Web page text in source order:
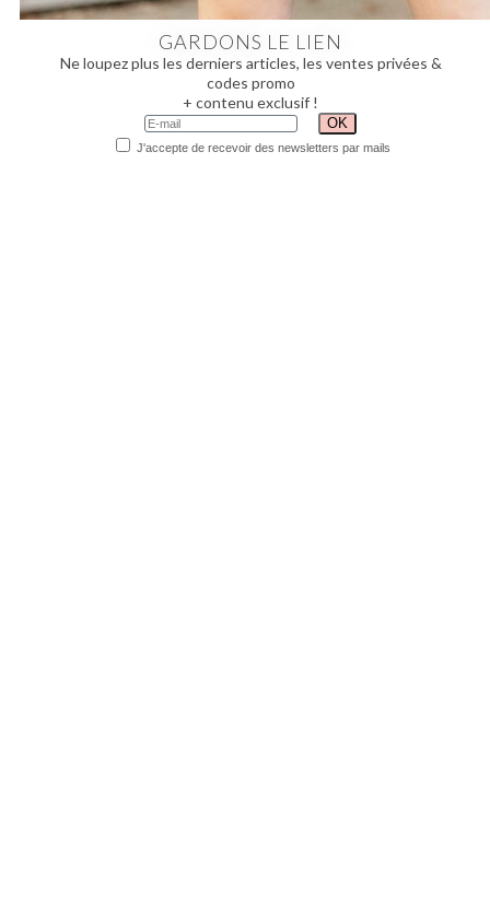
GARDONS LE LIEN
Ne loupez plus les derniers articles, les ventes privées &
codes promo
+ contenu exclusif !
J'accepte de recevoir des newsletters par mails